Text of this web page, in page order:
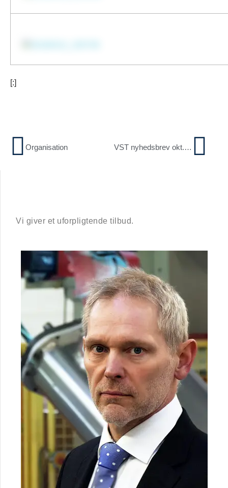
[:]
Organisation VST nyhedsbrev okt. 2017
Vi giver et uforpligtende tilbud.